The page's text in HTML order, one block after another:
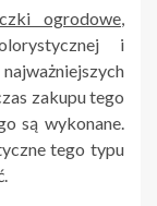
ogrodowe,
i
zakupu tego
są wykonane.
tego typu